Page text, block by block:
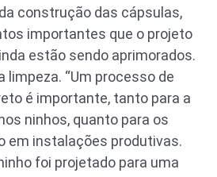
construção das cápsulas,
importantes que o projeto
estão sendo aprimorados.
limpeza. “Um processo de
é importante, tanto para a
ninhos, quanto para os
em instalações produtivas.
foi projetado para uma